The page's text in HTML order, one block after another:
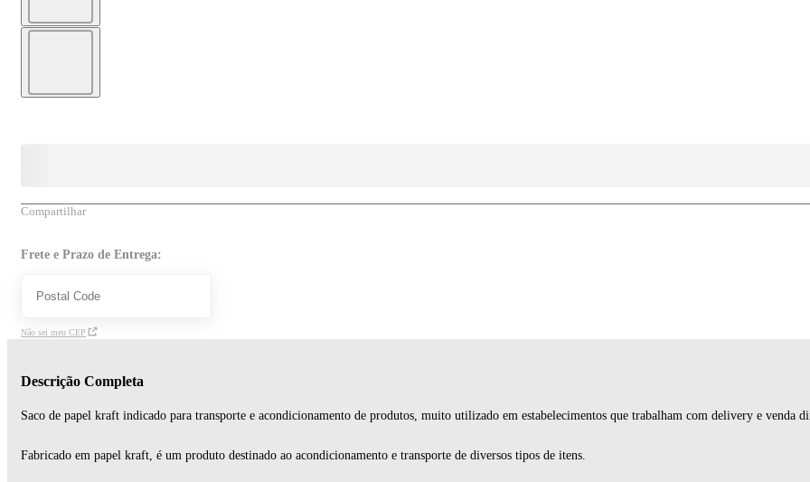
Compartilhar
Frete e Prazo de Entrega:
Não sei meu CEP
Descrição Completa
Saco de papel kraft indicado para transporte e acondicionamento de produtos, muito utilizado em estabelecimentos que trabalham com delivery e venda
Fabricado em papel kraft, é um produto destinado ao acondicionamento e transporte de diversos tipos de itens.